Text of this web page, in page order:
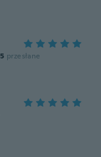
5 przesłane